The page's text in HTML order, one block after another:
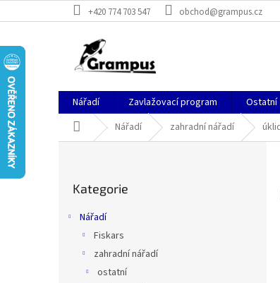
na
+420 774 703 547 obchod@grampus.cz
Nářadí Zavlažovací program Ostatní
Domů Nářadí zahradní nářadí
kategorie
Kategorie
Nářadí
Fiskars
zahradní nářadí
ostatní